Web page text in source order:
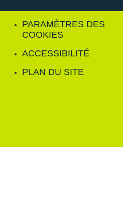
PARAMÈTRES DES
COOKIES
ACCESSIBILITÉ
PLAN DU SITE